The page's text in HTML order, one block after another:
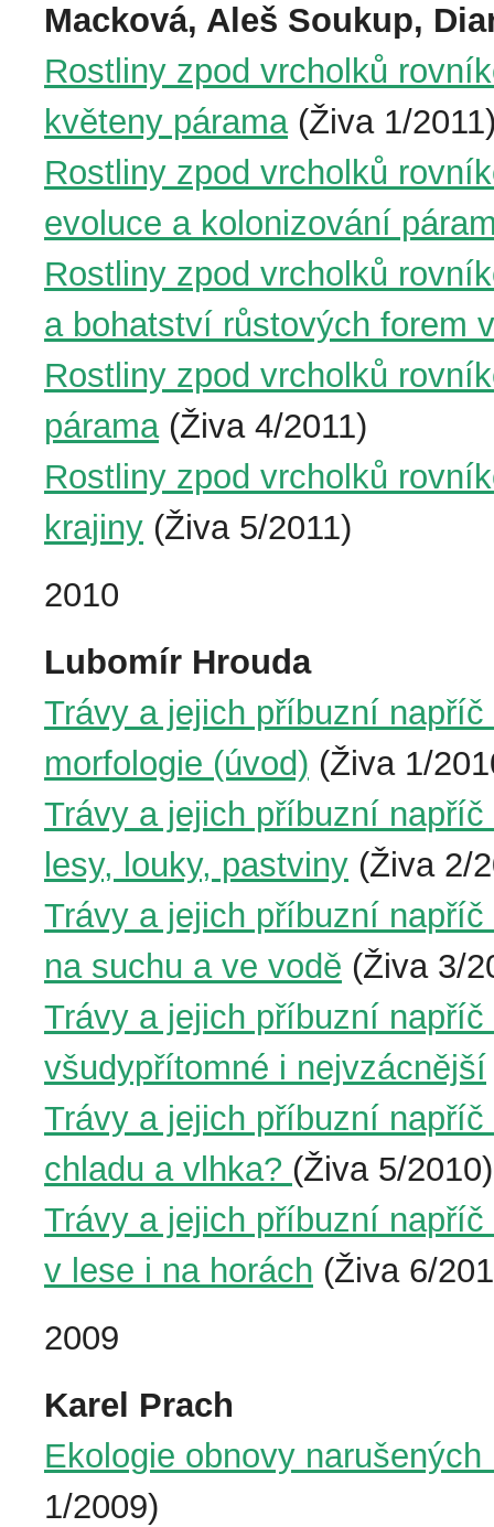
Macková, Aleš Soukup,
Rostliny zpod vrcholků
květeny párama(Živa 1/
Rostliny zpod vrcholků
evoluce a kolonizování
Rostliny zpod vrcholků
a bohatství růstových forem
Rostliny zpod vrcholků
párama(Živa 4/2011)
Rostliny zpod vrcholků
krajiny (Živa 5/2011)
2010
Lubomír Hrouda
Trávy a jejich příbuzní
morfologie (úvod) (Živa 1/
Trávy a jejich příbuzní
lesy, louky, pastviny (Živa 2/
Trávy a jejich příbuzní
na suchu a ve vodě (Živa 3/
Trávy a jejich příbuzní
všudypřítomné i nejvzácnější
Trávy a jejich příbuzní
chladu a vlhka? (Živa 5/2010)
Trávy a jejich příbuzní
v lese i na horách (Živa 6/
2009
Karel Prach
Ekologie obnovy
1/2009)